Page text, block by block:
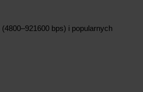
bps) i popularnych